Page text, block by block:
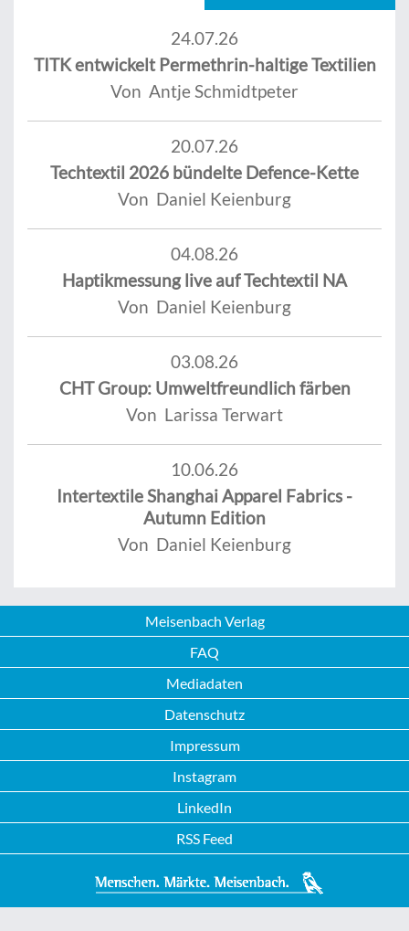
24.07.26
TITK entwickelt Permethrin-haltige Textilien
Von Antje Schmidtpeter
20.07.26
Techtextil 2026 bündelte Defence-Kette
Von Daniel Keienburg
04.08.26
Haptikmessung live auf Techtextil NA
Von Daniel Keienburg
03.08.26
CHT Group: Umweltfreundlich färben
Von Larissa Terwart
10.06.26
Intertextile Shanghai Apparel Fabrics -
Autumn Edition
Von Daniel Keienburg
Meisenbach Verlag
FAQ
Mediadaten
Datenschutz
Impressum
Instagram
LinkedIn
RSS Feed